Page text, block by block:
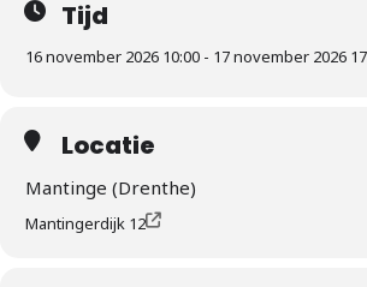
Tijd
16 november 2026 10:00 - 17 november 2026
Locatie
Mantinge (Drenthe)
Mantingerdijk 12